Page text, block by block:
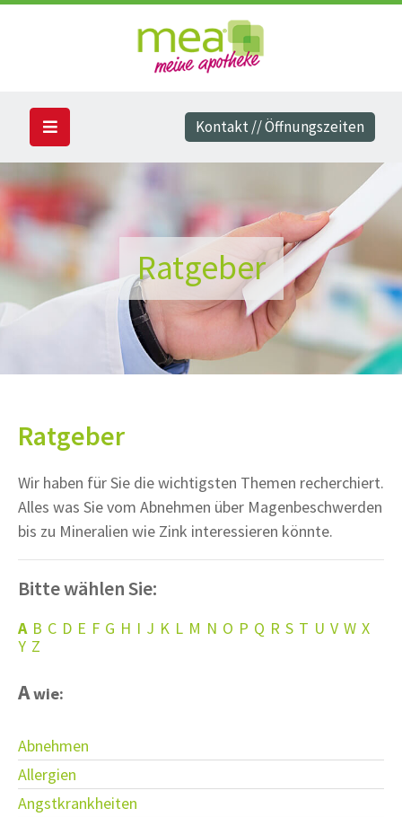
Ratgeber
Ratgeber
Wir haben für Sie die wichtigsten Themen recherchiert.
Alles was Sie vom Abnehmen über Magenbeschwerden
bis zu Mineralien wie Zink interessieren könnte.
Bitte wählen Sie:
A B C D E F G H I J K L M N O P Q R S T U V W X
Y Z
Awie:
Abnehmen
Allergien
Angstkrankheiten
Kontakt // Öffnungszeiten